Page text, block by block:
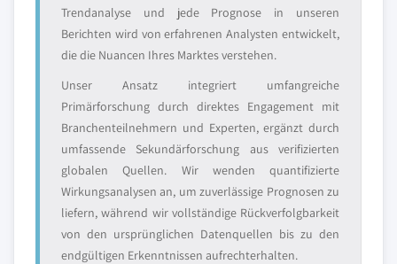
Trendanalyse und jede Prognose in unseren
Berichten wird von erfahrenen Analysten entwickelt,
die die Nuancen Ihres Marktes verstehen.
Unser Ansatz integriert umfangreiche
Primärforschung durch direktes Engagement mit
Branchenteilnehmern und Experten, ergänzt durch
umfassende Sekundärforschung aus verifizierten
globalen Quellen. Wir wenden quantifizierte
Wirkungsanalysen an, um zuverlässige Prognosen zu
liefern, während wir vollständige Rückverfolgbarkeit
von den ursprünglichen Datenquellen bis zu den
endgültigen Erkenntnissen aufrechterhalten.